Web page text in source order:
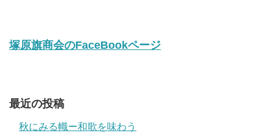
塚原旗商会のFaceBookページ
最近の投稿
秋にみる幟ー和歌を味わう